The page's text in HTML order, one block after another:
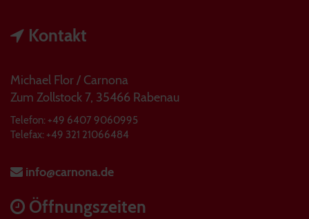
Kontakt
Michael Flor / Carnona
Zum Zollstock 7, 35466 Rabenau
Telefon: +49 6407 9060995
Telefax: +49 321 21066484
info@carnona.de
Öffnungszeiten